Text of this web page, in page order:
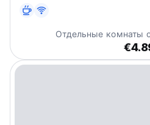
Отдельные комнаты